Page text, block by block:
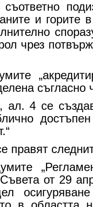
съответно
и горите
чрез
съгласно
4 се
правят
от 29